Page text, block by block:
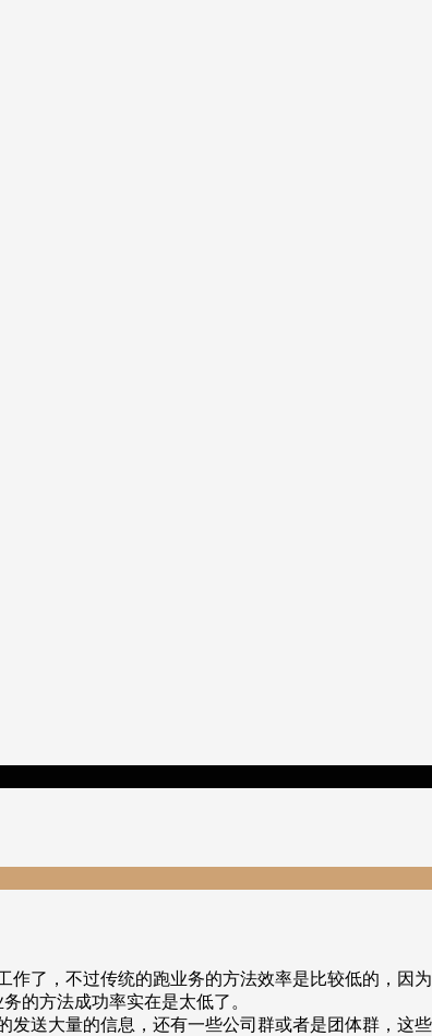
了，不过传统的跑业务的方法效率是比较低的，因
的方法成功率实在是太低了。
送大量的信息，还有一些公司群或者是团体群，这